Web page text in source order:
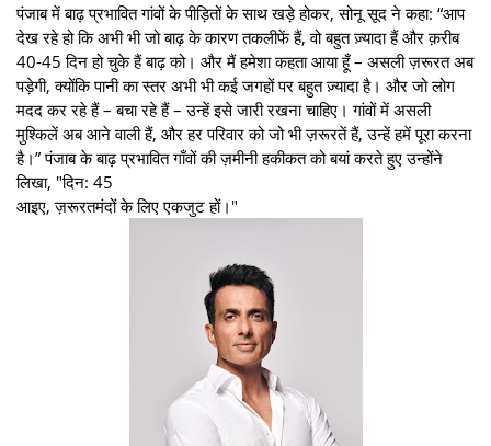
पंजाब में बाढ़ प्रभावित गांवों के पीड़ितों के साथ खड़े होकर, सोनू सूद ने कहा: “आप
देख रहे हो कि अभी भी जो बाढ़ के कारण तकलीफें हैं, वो बहुत ज़्यादा हैं और क़रीब
40-45 दिन हो चुके हैं बाढ़ को। और मैं हमेशा कहता आया हूँ – असली ज़रूरत अब
पड़ेगी, क्योंकि पानी का स्तर अभी भी कई जगहों पर बहुत ज़्यादा है। और जो लोग
मदद कर रहे हैं – बचा रहे हैं – उन्हें इसे जारी रखना चाहिए। गांवों में असली
मुश्किलें अब आने वाली हैं, और हर परिवार को जो भी ज़रूरतें हैं, उन्हें हमें पूरा करना
है।” पंजाब के बाढ़ प्रभावित गाँवों की ज़मीनी हकीकत को बयां करते हुए उन्होंने
लिखा, "दिन: 45
आइए, ज़रूरतमंदों के लिए एकजुट हों।"